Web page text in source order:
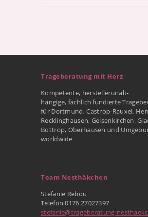
Trageberatung mit Herz
Kompetente, herstellerunab-
hängige, fachlich fundierte
für Dortmund, Castrop-Rauxel,
Recklinghausen, Gelsenkirchen,
Bottrop, Oberhausen und
worldwide
Team Nesthäkchen
Stefanie Rebou
Telefon 0176 27027397
stefanie@trageberatung-